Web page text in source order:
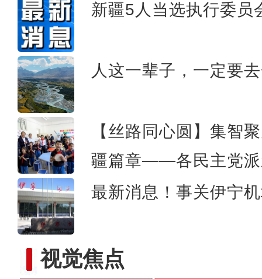
新疆5人当选执行委员
人这一辈子，一定要
【丝路同心圆】集智
疆篇章——各民主党派
最新消息！事关伊宁
视觉焦点实拍新疆南部“稻蟹共生”